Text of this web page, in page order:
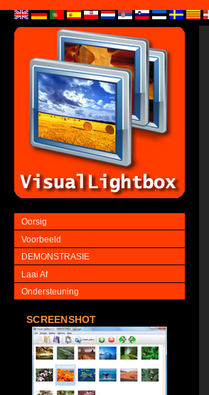
Oorsig
Voorbeeld
DEMONSTRASIE
Laai Af
Ondersteuning
SCREENSHOT